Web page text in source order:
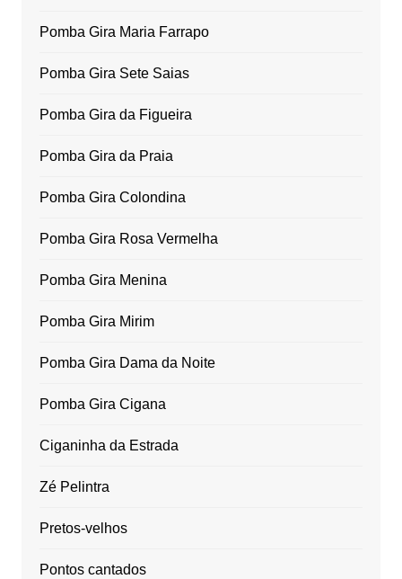
Pomba Gira Maria Farrapo
Pomba Gira Sete Saias
Pomba Gira da Figueira
Pomba Gira da Praia
Pomba Gira Colondina
Pomba Gira Rosa Vermelha
Pomba Gira Menina
Pomba Gira Mirim
Pomba Gira Dama da Noite
Pomba Gira Cigana
Ciganinha da Estrada
Zé Pelintra
Pretos-velhos
Pontos cantados